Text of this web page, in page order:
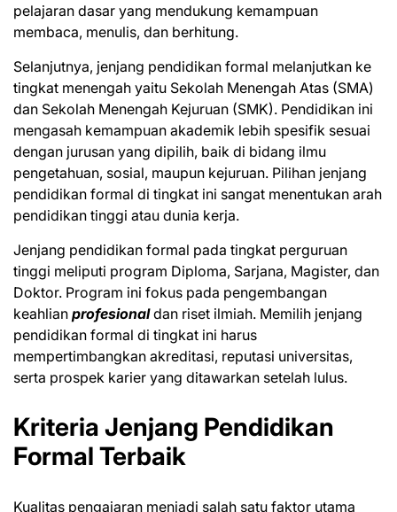
pelajaran dasar yang mendukung kemampuan
membaca, menulis, dan berhitung.
Selanjutnya, jenjang pendidikan formal melanjutkan ke
tingkat menengah yaitu Sekolah Menengah Atas (SMA)
dan Sekolah Menengah Kejuruan (SMK). Pendidikan ini
mengasah kemampuan akademik lebih spesifik sesuai
dengan jurusan yang dipilih, baik di bidang ilmu
pengetahuan, sosial, maupun kejuruan. Pilihan jenjang
pendidikan formal di tingkat ini sangat menentukan arah
pendidikan tinggi atau dunia kerja.
Jenjang pendidikan formal pada tingkat perguruan
tinggi meliputi program Diploma, Sarjana, Magister, dan
Doktor. Program ini fokus pada pengembangan
keahlian profesionaldan riset ilmiah. Memilih jenjang
pendidikan formal di tingkat ini harus
mempertimbangkan akreditasi, reputasi universitas,
serta prospek karier yang ditawarkan setelah lulus.
Kriteria Jenjang Pendidikan
Formal Terbaik
Kualitas pengajaran menjadi salah satu faktor utama